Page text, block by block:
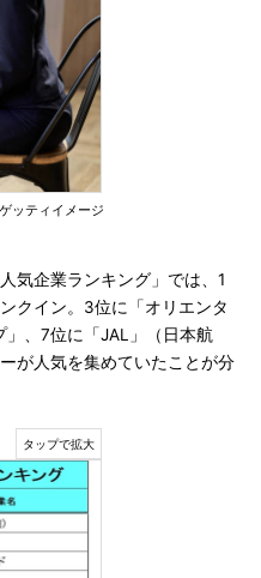
ッティイメージ
気企業ランキング」では、1
クイン。3位に「オリエンタ
、7位に「JAL」（日本航
が人気を集めていたことが分